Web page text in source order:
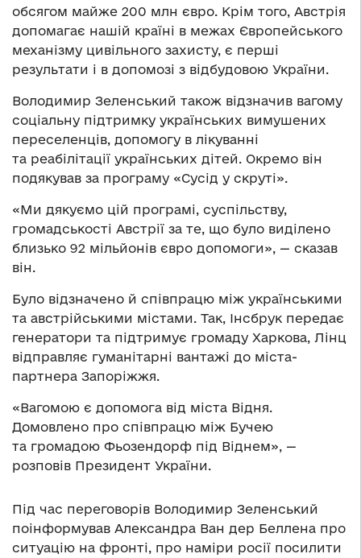
обсягом майже 200 млн євро. Крім того, Австрія
допомагає нашій країні в межах Європейського
механізму цивільного захисту, є перші
результати і в допомозі з відбудовою України.
Володимир Зеленський також відзначив вагому
соціальну підтримку українських вимушених
переселенців, допомогу в лікуванні
та реабілітації українських дітей. Окремо він
подякував за програму «Сусід у скруті».
«Ми дякуємо цій програмі, суспільству,
громадськості Австрії за те, що було виділено
близько 92 мільйонів євро допомоги», — сказав
він.
Було відзначено й співпрацю між українськими
та австрійськими містами. Так, Інсбрук передає
генератори та підтримує громаду Харкова, Лінц
відправляє гуманітарні вантажі до міста-
партнера Запоріжжя.
«Вагомою є допомога від міста Відня.
Домовлено про співпрацю між Бучею
та громадою Фьозендорф під Віднем», —
розповів Президент України.
Під час переговорів Володимир Зеленський
поінформував Александра Ван дер Беллена про
ситуацію на фронті, про наміри росії посилити